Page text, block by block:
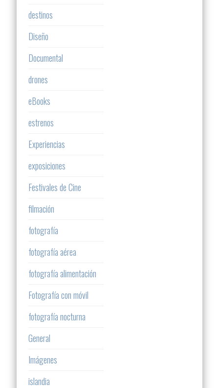
destinos
Diseño
Documental
drones
eBooks
estrenos
Experiencias
exposiciones
Festivales de Cine
filmación
fotografía
fotografía aérea
fotografía alimentación
Fotografía con móvil
fotografía nocturna
General
Imágenes
islandia